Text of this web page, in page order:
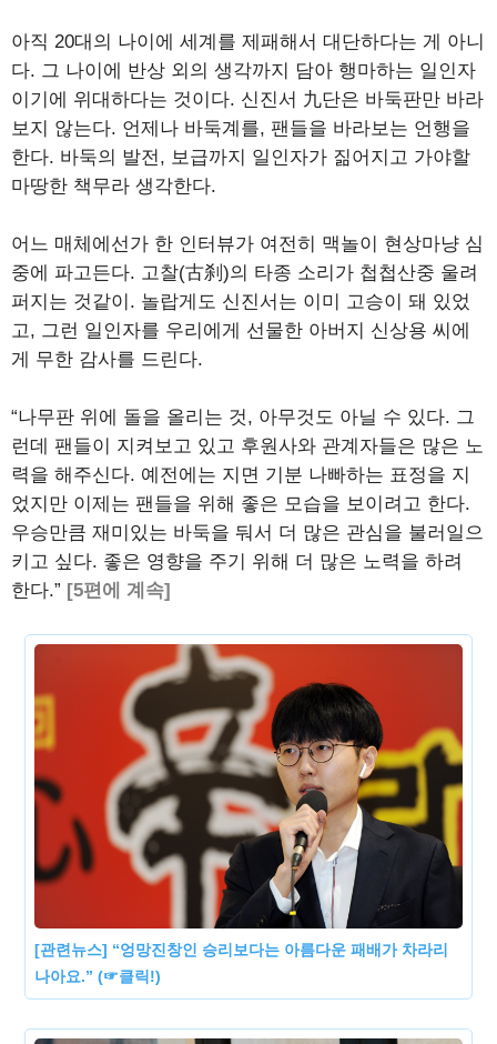
아직 20대의 나이에 세계를 제패해서 대단하다는 게 아니
다. 그 나이에 반상 외의 생각까지 담아 행마하는 일인자
이기에 위대하다는 것이다. 신진서 九단은 바둑판만 바라
보지 않는다. 언제나 바둑계를, 팬들을 바라보는 언행을
한다. 바둑의 발전, 보급까지 일인자가 짊어지고 가야할
마땅한 책무라 생각한다.
어느 매체에선가 한 인터뷰가 여전히 맥놀이 현상마냥 심
중에 파고든다. 고찰(古刹)의 타종 소리가 첩첩산중 울려
퍼지는 것같이. 놀랍게도 신진서는 이미 고승이 돼 있었
고, 그런 일인자를 우리에게 선물한 아버지 신상용 씨에
게 무한 감사를 드린다.
“나무판 위에 돌을 올리는 것, 아무것도 아닐 수 있다. 그
런데 팬들이 지켜보고 있고 후원사와 관계자들은 많은 노
력을 해주신다. 예전에는 지면 기분 나빠하는 표정을 지
었지만 이제는 팬들을 위해 좋은 모습을 보이려고 한다.
우승만큼 재미있는 바둑을 둬서 더 많은 관심을 불러일으
키고 싶다. 좋은 영향을 주기 위해 더 많은 노력을 하려
한다.” [5편에 계속]
[관련뉴스] “엉망진창인 승리보다는 아름다운 패배가 차라리
나아요.” (☞클릭!)